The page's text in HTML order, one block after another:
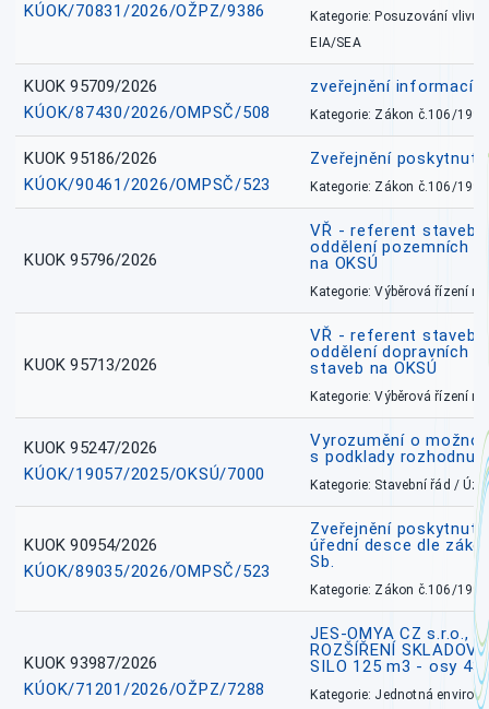
KÚOK/70831/2026/OŽPZ/9386
Kategorie: Posuzování vlivů
EIA/SEA
KUOK 95709/2026
KÚOK/87430/2026/OMPSČ/508
zveřejnění informací
Kategorie: Zákon č.106/1999
KUOK 95186/2026
KÚOK/90461/2026/OMPSČ/523
Zveřejnění
Kategorie: Zákon č.106/1999
KUOK 95796/2026
VŘ - referent
oddělení pozemních
na OKSÚ
Kategorie: Výběrová řízení
KUOK 95713/2026
VŘ - referent
oddělení dopravních
staveb na OKSÚ
Kategorie: Výběrová řízení
KUOK 95247/2026
KÚOK/19057/2025/OKSÚ/7000
Vyrozumění o
s podklady rozhodnutí
Kategorie: Stavební řád /
KUOK 90954/2026
KÚOK/89035/2026/OMPSČ/523
Zveřejnění
úřední desce dle
Sb.
Kategorie: Zákon č.106/1999
KUOK 93987/2026
KÚOK/71201/2026/OŽPZ/7288
JES-OMYA CZ s.r.o.,
ROZŠÍŘENÍ
SILO 125 m3 - osy
Kategorie: Jednotná